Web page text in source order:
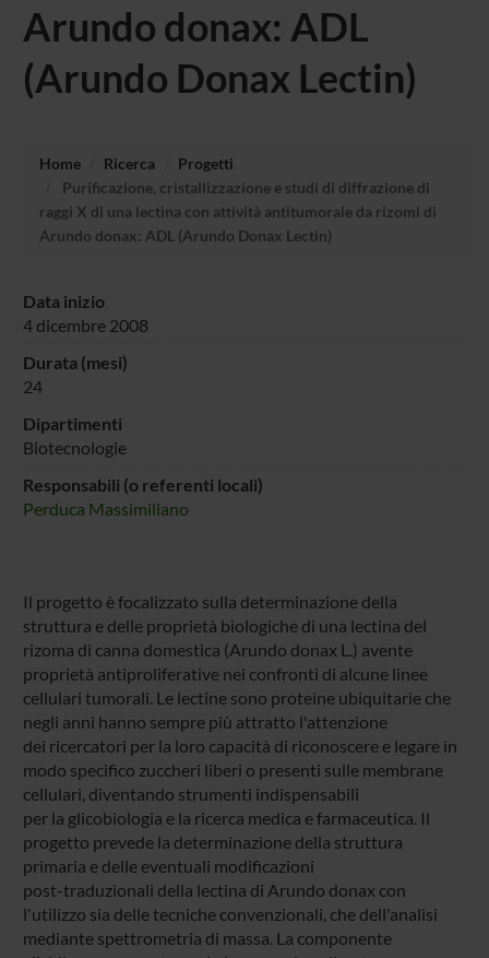
Arundo donax: ADL
(Arundo Donax Lectin)
Home Ricerca
Progetti
Purificazione, cristallizzazione e studi di diffrazione di
raggi X di una lectina con attività antitumorale da rizomi di
Arundo donax: ADL (Arundo Donax Lectin)
Data inizio
4 dicembre 2008
Durata (mesi)
24
Dipartimenti
Biotecnologie
Responsabili (o referenti locali)
Perduca Massimiliano
Il progetto è focalizzato sulla determinazione della
struttura e delle proprietà biologiche di una lectina del
rizoma di canna domestica (Arundo donax L.) avente
proprietà antiproliferative nei confronti di alcune linee
cellulari tumorali. Le lectine sono proteine ubiquitarie che
negli anni hanno sempre più attratto l'attenzione
dei ricercatori per la loro capacità di riconoscere e legare in
modo specifico zuccheri liberi o presenti sulle membrane
cellulari, diventando strumenti indispensabili
per la glicobiologia e la ricerca medica e farmaceutica. Il
progetto prevede la determinazione della struttura
primaria e delle eventuali modificazioni
post-traduzionali della lectina di Arundo donax con
l'utilizzo sia delle tecniche convenzionali, che dell'analisi
mediante spettrometria di massa. La componente